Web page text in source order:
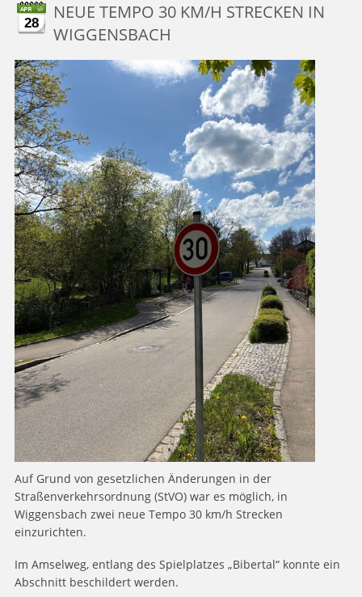
28
NEUE TEMPO 30 KM/H STRECKEN IN
WIGGENSBACH
Auf Grund von gesetzlichen Änderungen in der
Straßenverkehrsordnung (StVO) war es möglich, in
Wiggensbach zwei neue Tempo 30 km/h Strecken
einzurichten.
Im Amselweg, entlang des Spielplatzes „Bibertal“ konnte ein
Abschnitt beschildert werden.